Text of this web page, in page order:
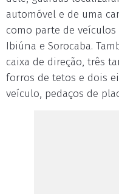
automóvel e de uma
como parte de
Ibiúna e Sorocaba.
caixa de direção, três
forros de tetos e dois
veículo, pedaços de